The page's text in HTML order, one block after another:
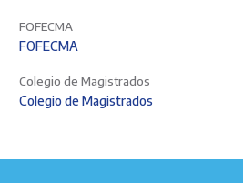
FOFECMA
FOFECMA
Colegio de Magistrados
Colegio de Magistrados